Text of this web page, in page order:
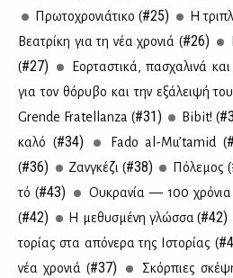
Πρω­το­χρο­νιά­τι­κο (#25) Η
Βε­α­τρί­κη για τη νέα χρο­νιά (#26)
(#27) Εορ­τα­στι­κά, πα­σχα­λι­νά
για τον θό­ρυ­βο και την εξά­λει­ψή
Grende Fratellanza (#31) Bibit! (
κα­λό (#34) Fado al-Mu’tamid (
(#36) Ζαν­γκέ­ζι (#38) Πό­λε­μος (
τό (#43) Ου­κρα­νία — 100
(#42) Η με­θυ­σμέ­νη γλώσ­σα (#42)
το­ρί­ας στα από­νε­ρα της Ιστο­ρί­ας (
νέα χρο­νιά (#37)
Σκόρ­πιες